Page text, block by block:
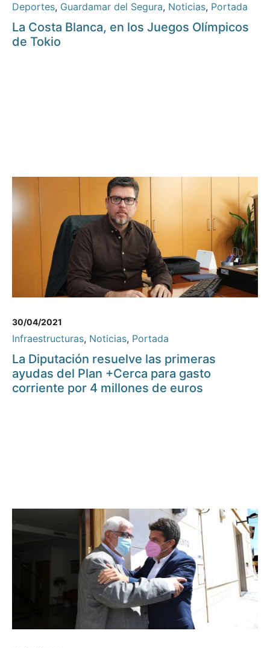
Deportes, Guardamar del Segura, Noticias, Portada
La Costa Blanca, en los Juegos Olímpicos
de Tokio
30/04/2021
Infraestructuras, Noticias, Portada
La Diputación resuelve las primeras
ayudas del Plan +Cerca para gasto
corriente por 4 millones de euros